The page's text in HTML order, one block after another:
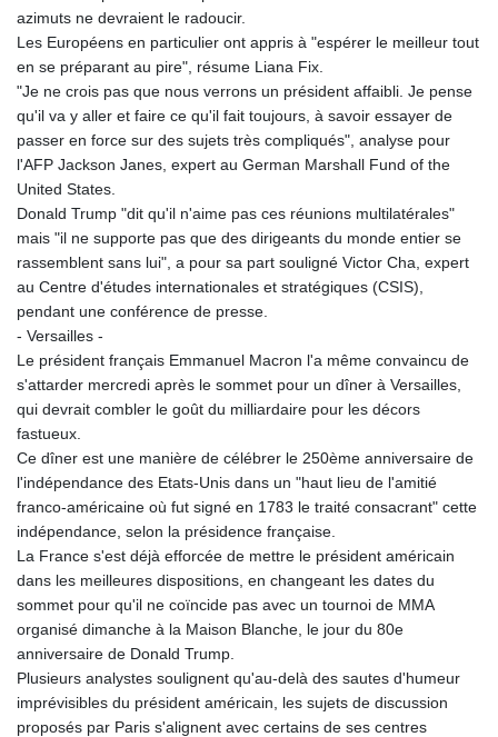
azimuts ne devraient le radoucir.
Les Européens en particulier ont appris à "espérer le meilleur tout
en se préparant au pire", résume Liana Fix.
"Je ne crois pas que nous verrons un président affaibli. Je pense
qu'il va y aller et faire ce qu'il fait toujours, à savoir essayer de
passer en force sur des sujets très compliqués", analyse pour
l'AFP Jackson Janes, expert au German Marshall Fund of the
United States.
Donald Trump "dit qu'il n'aime pas ces réunions multilatérales"
mais "il ne supporte pas que des dirigeants du monde entier se
rassemblent sans lui", a pour sa part souligné Victor Cha, expert
au Centre d'études internationales et stratégiques (CSIS),
pendant une conférence de presse.
- Versailles -
Le président français Emmanuel Macron l'a même convaincu de
s'attarder mercredi après le sommet pour un dîner à Versailles,
qui devrait combler le goût du milliardaire pour les décors
fastueux.
Ce dîner est une manière de célébrer le 250ème anniversaire de
l'indépendance des Etats-Unis dans un "haut lieu de l'amitié
franco-américaine où fut signé en 1783 le traité consacrant" cette
indépendance, selon la présidence française.
La France s'est déjà efforcée de mettre le président américain
dans les meilleures dispositions, en changeant les dates du
sommet pour qu'il ne coïncide pas avec un tournoi de MMA
organisé dimanche à la Maison Blanche, le jour du 80e
anniversaire de Donald Trump.
Plusieurs analystes soulignent qu'au-delà des sautes d'humeur
imprévisibles du président américain, les sujets de discussion
proposés par Paris s'alignent avec certains de ses centres